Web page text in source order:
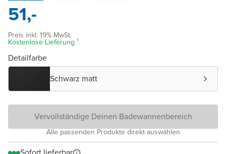
51,-
Preis inkl. 19% MwSt.
Kostenlose Lieferung ¹
Detailfarbe
Schwarz matt
Vervollständige Deinen Badewannenbereich
Alle passenden Produkte direkt auswählen